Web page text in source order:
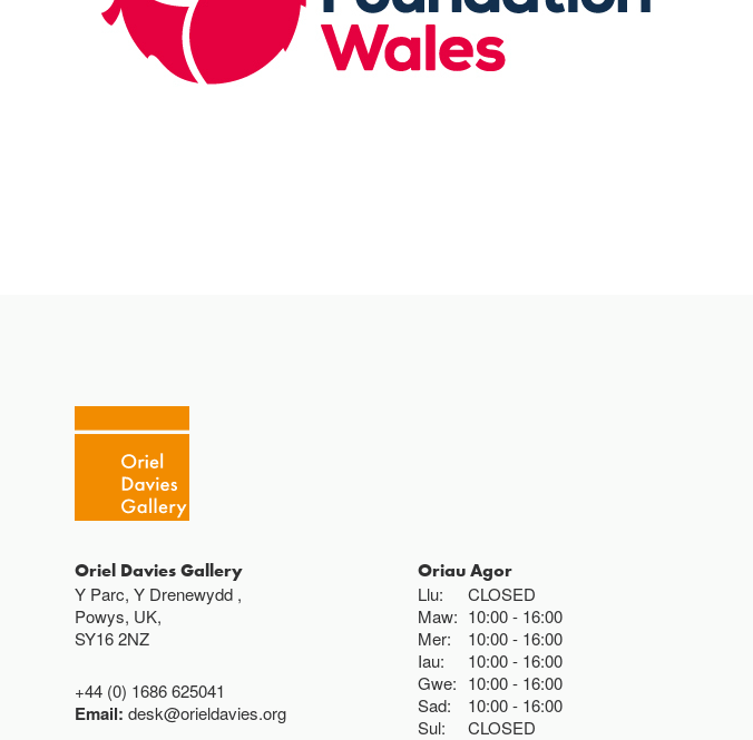
Oriel Davies Gallery
Y Parc, Y Drenewydd ,
Powys, UK,
SY16 2NZ
+44 (0) 1686 625041
Email:desk@orieldavies.org
Oriau Agor
Llu:
CLOSED
Maw: 10:00
16:00
Mer:
10:00
16:00
Iau:
10:00
16:00
Gwe: 10:00
16:00
Sad:
10:00
16:00
Sul:
CLOSED